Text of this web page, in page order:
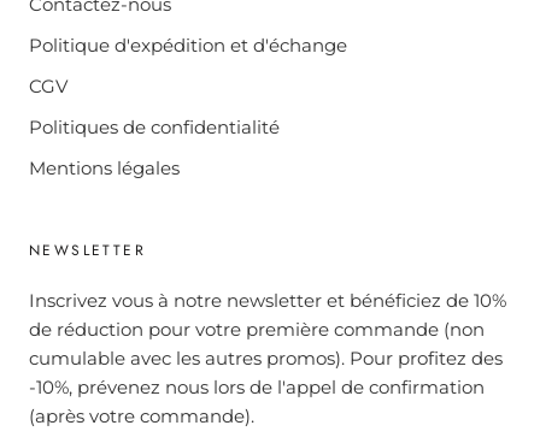
Politique d'expédition et d'échange
CGV
Politiques de confidentialité
Mentions légales
NEWSLETTER
Inscrivez vous à notre newsletter et bénéficiez de 10%
de réduction pour votre première commande (non
cumulable avec les autres promos). Pour profitez des
-10%, prévenez nous lors de l'appel de confirmation
(après votre commande).